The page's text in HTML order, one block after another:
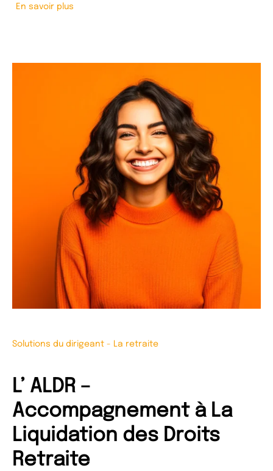
En savoir plus
Solutions du dirigeant - La retraite
L’ ALDR –
Accompagnement à La
Liquidation des Droits
Retraite